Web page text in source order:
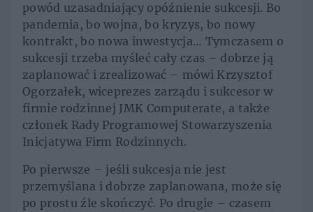
powód uzasadniający opóźnienie sukcesji. Bo
pandemia, bo wojna, bo kryzys, bo nowy
kontrakt, bo nowa inwestycja… Tymczasem o
sukcesji trzeba myśleć cały czas – dobrze ją
zaplanować i zrealizować – mówi Krzysztof
Ogorzałek, wiceprezes zarządu i sukcesor w
firmie rodzinnej JMK Computerate, a także
członek Rady Programowej Stowarzyszenia
Inicjatywa Firm Rodzinnych.
Po pierwsze – jeśli sukcesja nie jest
przemyślana i dobrze zaplanowana, może się
po prostu źle skończyć. Po drugie – czasem